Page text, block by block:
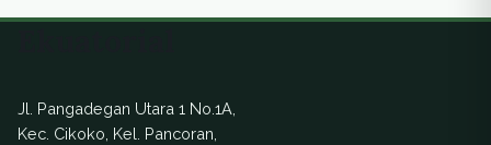
Jl. Pangadegan Utara 1 No.1A,
Kec. Cikoko, Kel. Pancoran,